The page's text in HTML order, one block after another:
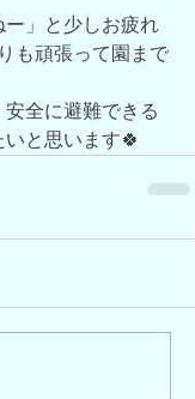
ー」と少しお疲れ
も頑張って園まで
全に避難できる
と思います🍀